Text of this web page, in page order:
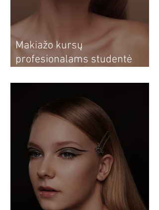
Makiažo kursų
profesionalams studentė
sau iki profesionalios